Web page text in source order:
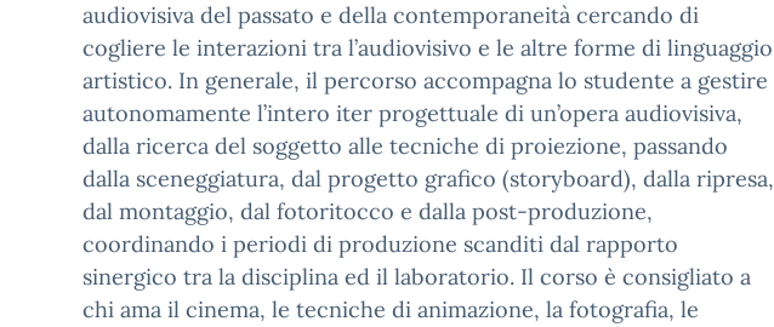
audiovisiva del passato e della contemporaneità cercando di
cogliere le interazioni tra l’audiovisivo e le altre forme di linguaggio
artistico. In generale, il percorso accompagna lo studente a gestire
autonomamente l’intero iter progettuale di un’opera audiovisiva,
dalla ricerca del soggetto alle tecniche di proiezione, passando
dalla sceneggiatura, dal progetto grafico (storyboard), dalla ripresa,
dal montaggio, dal fotoritocco e dalla post-produzione,
coordinando i periodi di produzione scanditi dal rapporto
sinergico tra la disciplina ed il laboratorio. Il corso è consigliato a
chi ama il cinema, le tecniche di animazione, la fotografia, le